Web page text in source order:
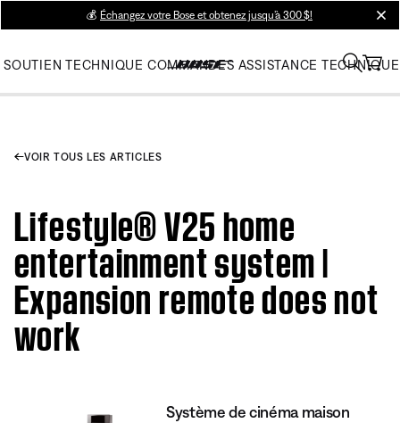
💰 Échangez votre Bose et obtenez jusqu’à 300 $!
SOUTIEN TECHNIQUE COMMANDES ASSISTANCE TECHNIQUE
VOIR TOUS LES ARTICLES
Lifestyle® V25 home
entertainment system |
Expansion remote does not
work
Système de cinéma maison